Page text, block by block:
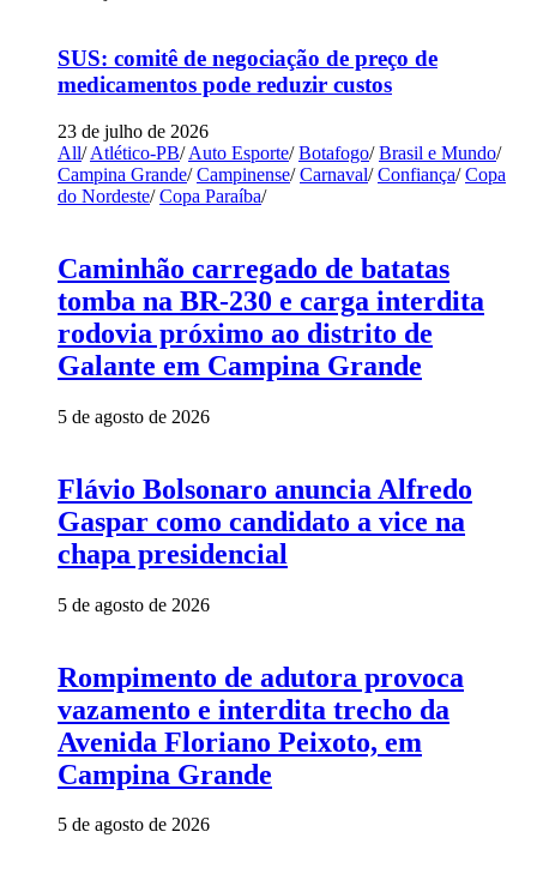
SUS: comitê de negociação de preço de
medicamentos pode reduzir custos
23 de julho de 2026
All/ Atlético-PB/ Auto Esporte/ Botafogo/ Brasil e Mundo/
Campina Grande/ Campinense/ Carnaval/ Confiança/ Copa
do Nordeste/ Copa Paraíba/
Caminhão carregado de batatas
tomba na BR-230 e carga interdita
rodovia próximo ao distrito de
Galante em Campina Grande
5 de agosto de 2026
Flávio Bolsonaro anuncia Alfredo
Gaspar como candidato a vice na
chapa presidencial
5 de agosto de 2026
Rompimento de adutora provoca
vazamento e interdita trecho da
Avenida Floriano Peixoto, em
Campina Grande
5 de agosto de 2026